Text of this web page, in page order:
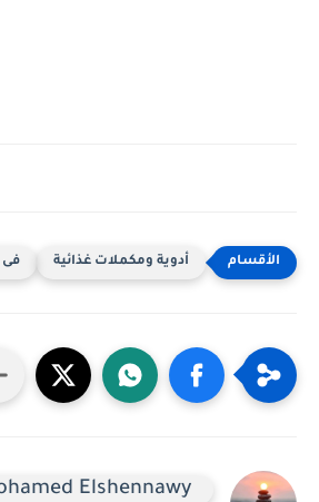
أدوية ومكملات غذائية فى
Elshennawy